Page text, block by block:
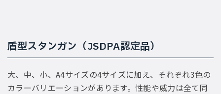
盾型スタンガン（JSDPA認定品）
大、中、小、A4サイズの4サイズに加え、それぞれ3色の
カラーバリエーションがあります。性能や威力は全て同